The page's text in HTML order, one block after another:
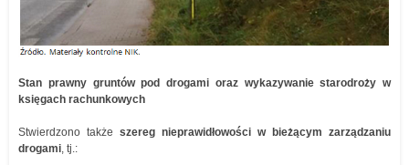
Stan prawny gruntów pod drogami oraz wykazywanie starodroży w
księgach rachunkowych
Stwierdzono także szereg nieprawidłowości w bieżącym zarządzaniu
drogami , tj.: